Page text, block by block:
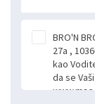
BRO'N
27a ,
kao
da se